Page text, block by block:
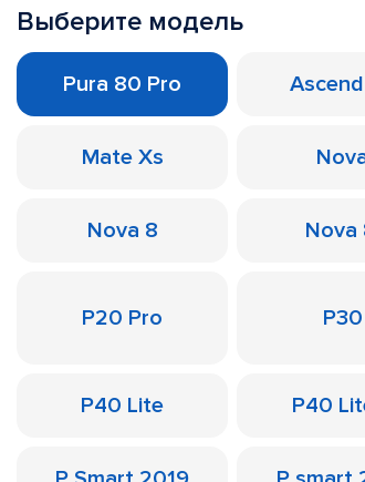
Выберите модель
Pura 80 Pro
Mate Xs
Nova 8 Nova
P20 Pro P30
P40 Lite P40